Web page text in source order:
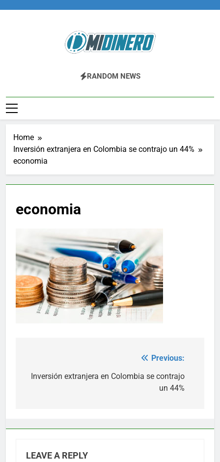
Midinero.co
Fintech, Criptomonedas
RANDOM NEWS
Home
Inversión extranjera en Colombia se contrajo un 44%
economia
economia
navigation
Previous:
Inversión extranjera en Colombia se contrajo
un 44%
LEAVE A REPLY